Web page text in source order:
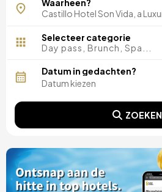
Madrid, Spanje
Costa del Sol, Spanje
Ibiza, Spanje
Tenerife, Spanje
Cádiz, Spanje
Pontevedra, Spanje
Parijs, Frankrijk
Lissabon, Portugal
Girona, Spanje
Gran Canaria, Spanje
Rome, Italië
Waarheen?
Selecteer categorie
Day pass, Brunch, Spa...
Datum in gedachten?
ZOEKEN